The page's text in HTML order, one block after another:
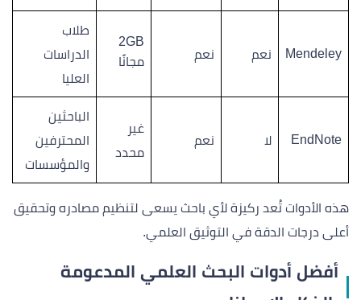
Mendeley نعم نعم
2GB
مجانًا
طلاب
الدراسات
العليا
EndNote لا نعم
غير
محدد
الباحثين
المحترفين
والمؤسسات
هذه الأدوات تُعد ركيزة لأي باحث يسعى لتنظيم مصادره وتحقيق
أعلى درجات الدقة في التوثيق العلمي.
أفضل أدوات البحث العلمي المدعومة